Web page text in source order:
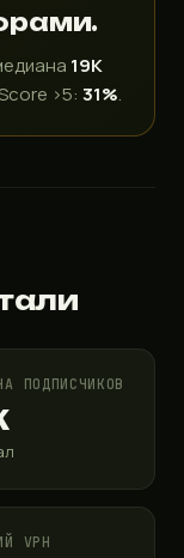
19K
>5: 31%.
ПОДПИСЧИКОВ
VPH